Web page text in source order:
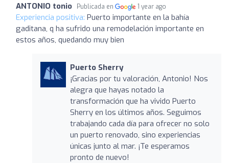
ANTONIO tonio Publicada en 1 year ago
Experiencia positiva: Puerto importante en la bahía
gaditana, q ha sufrido una remodelación importante en
estos años, quedando muy bien
Puerto Sherry
¡Gracias por tu valoración, Antonio! Nos
alegra que hayas notado la
transformación que ha vivido Puerto
Sherry en los últimos años. Seguimos
trabajando cada día para ofrecer no solo
un puerto renovado, sino experiencias
únicas junto al mar. ¡Te esperamos
pronto de nuevo!